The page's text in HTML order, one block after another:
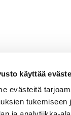
käyttää
evästeitä
tukemiseen